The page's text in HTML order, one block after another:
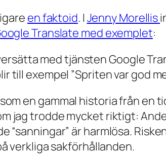
en faktoid. I Jenny Morellis
Translate med exemplet:
med tjänsten Google
till exempel ”Spriten var god
en gammal historia från en
jag trodde mycket riktigt:
“sanningar” är harmlösa.
verkliga sakförhållanden.